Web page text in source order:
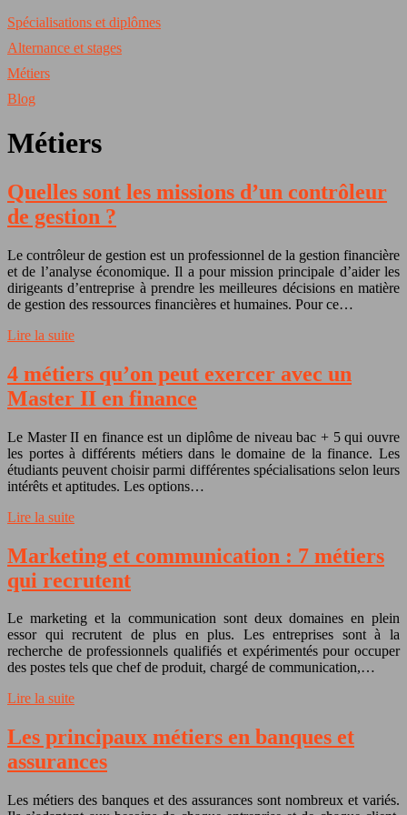
Spécialisations et diplômes
Alternance et stages
Métiers
Blog
Métiers
Quelles sont les missions d’un contrôleur
de gestion ?
Le contrôleur de gestion est un professionnel de la gestion financière
et de l’analyse économique. Il a pour mission principale d’aider les
dirigeants d’entreprise à prendre les meilleures décisions en matière
de gestion des ressources financières et humaines. Pour ce…
Lire la suite
4 métiers qu’on peut exercer avec un
Master II en finance
Le Master II en finance est un diplôme de niveau bac + 5 qui ouvre
les portes à différents métiers dans le domaine de la finance. Les
étudiants peuvent choisir parmi différentes spécialisations selon leurs
intérêts et aptitudes. Les options…
Lire la suite
Marketing et communication : 7 métiers
qui recrutent
Le marketing et la communication sont deux domaines en plein
essor qui recrutent de plus en plus. Les entreprises sont à la
recherche de professionnels qualifiés et expérimentés pour occuper
des postes tels que chef de produit, chargé de communication,…
Lire la suite
Les principaux métiers en banques et
assurances
Les métiers des banques et des assurances sont nombreux et variés.